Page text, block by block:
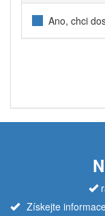
Ano, chci
Získejte